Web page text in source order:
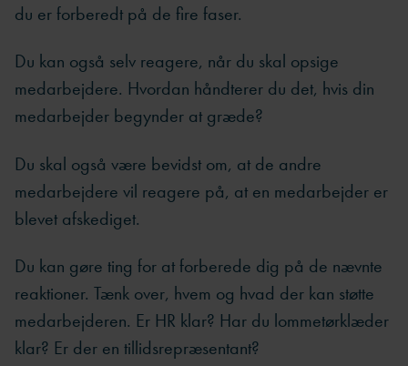
du er forberedt på de fire faser.
Du kan også selv reagere, når du skal opsige
medarbejdere. Hvordan håndterer du det, hvis din
medarbejder begynder at græde?
Du skal også være bevidst om, at de andre
medarbejdere vil reagere på, at en medarbejder er
blevet afskediget.
Du kan gøre ting for at forberede dig på de nævnte
reaktioner. Tænk over, hvem og hvad der kan støtte
medarbejderen. Er HR klar? Har du lommetørklæder
klar? Er der en tillidsrepræsentant?